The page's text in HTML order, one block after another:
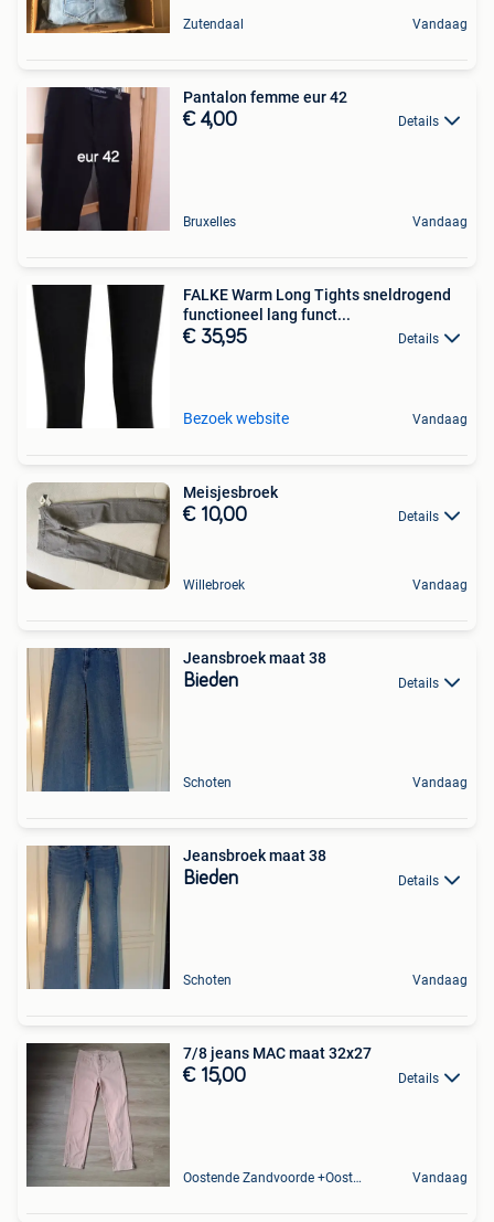
Zutendaal Vandaag
Pantalon femme eur 42
€ 4,00 Details
Bruxelles Vandaag
FALKE Warm Long Tights sneldrogend
functioneel lang funct...
€ 35,95 Details
Bezoek website Vandaag
Meisjesbroek
€ 10,00 Details
Willebroek Vandaag
Jeansbroek maat 38
Bieden Details
Schoten Vandaag
Jeansbroek maat 38
Bieden Details
Schoten Vandaag
7/8 jeans MAC maat 32x27
€ 15,00 Details
Oostende Zandvoorde +Oostende Vandaag